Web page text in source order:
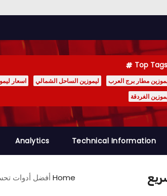
Top Tags
مطار برج العرب ليموزين الساحل الشمالي اسعار
الغردقة
Technical Information
Analytics
Homeأفضل أدوات